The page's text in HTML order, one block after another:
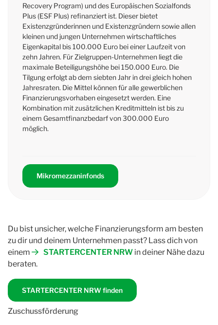
Recovery Program) und des Europäischen Sozialfonds
Plus (ESF Plus) refinanziert ist. Dieser bietet
Existenzgründerinnen und Existenzgründern sowie allen
kleinen und jungen Unternehmen wirtschaftliches
Eigenkapital bis 100.000 Euro bei einer Laufzeit von
zehn Jahren. Für Zielgruppen-Unternehmen liegt die
maximale Beteiligungshöhe bei 150.000 Euro. Die
Tilgung erfolgt ab dem siebten Jahr in drei gleich hohen
Jahresraten. Die Mittel können für alle gewerblichen
Finanzierungsvorhaben eingesetzt werden. Eine
Kombination mit zusätzlichen Kreditmitteln ist bis zu
einem Gesamtfinanzbedarf von 300.000 Euro
möglich.
Mikromezzaninfonds
Du bist unsicher, welche Finanzierungsform am besten
zu dir und deinem Unternehmen passt? Lass dich von
einem
STARTERCENTER NRW in deiner Nähe dazu
beraten.
STARTERCENTER NRW finden
Zuschussförderung